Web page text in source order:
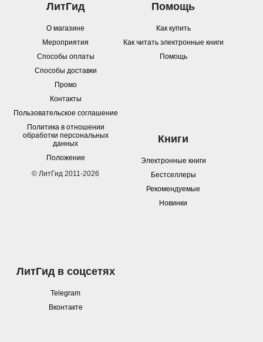
ЛитГид
О магазине
Мероприятия
Способы оплаты
Способы доставки
Промо
Контакты
Пользовательское соглашение
Политика в отношении
обработки персональных
данных
Положение
© ЛитГид 2011-2026
Помощь
Как купить
Как читать электронные книги
Помощь
Книги
Электронные книги
Бестселлеры
Рекомендуемые
Новинки
ЛитГид в соцсетях
Telegram
Вконтакте